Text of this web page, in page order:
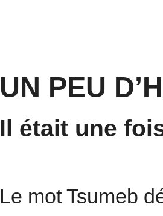
UN PEU
Il était une
Le mot Tsumeb